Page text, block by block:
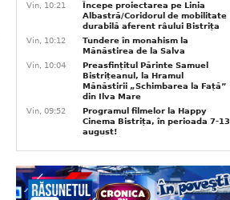
Vin, 10:21
Începe proiectarea pe Linia
Albastră/Coridorul de mobilitate
durabilă aferent râului Bistrița
Vin, 10:12
Tundere în monahism la
Mănăstirea de la Salva
Vin, 10:04
Preasfințitul Părinte Samuel
Bistrițeanul, la Hramul
Mănăstirii „Schimbarea la Față”
din Ilva Mare
Vin, 09:52
Programul filmelor la Happy
Cinema Bistrița, în perioada 7-13
august!